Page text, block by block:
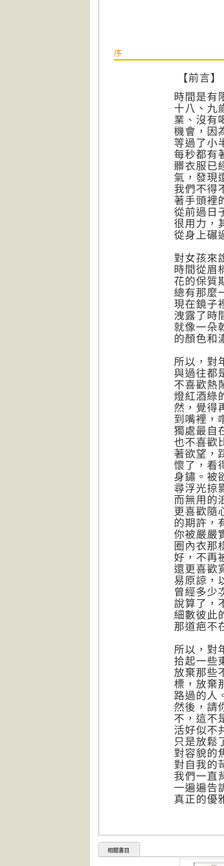
序
【前言
時間是有
十八、九
業、沒有
機會，因
等過了小
每秒都有
髒衣服已
氣，發現
我們不得
著手頭裡
從前過日
很用力，
從身上碾
對女孩來
時間從眉
花的保質
總有那麼
現在鏡子
洩露了時
就像一朵
的顏色和
所以，對
與過往都
不喜歡熱
燈紅酒綠
然，覺得
到嘴裡，
獨處最自
也不喜歡
著欲望，
懷了，看
身鏽。被
尋浮光掠
而無用的
更喜歡隨
的期許，
你被嚴嚴
圈內衣那
好，不再
還更喜歡
易原諒，
曾經多少
說算了，
細數彼此
那道疤不
所以，對
拾起一些
放棄那些
標，放棄
路過的人
然後，請
不，這不
活好似不
只是放鬆
對容貌的
對自我的
我們一直
一遍遍告
真正的優
相關書目